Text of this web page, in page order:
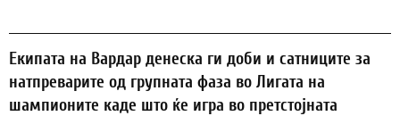
Eкипата на Вардар денеска ги доби и сатниците за
натпреварите од групната фаза во Лигата на
шампионите каде што ќе игра во претстојната